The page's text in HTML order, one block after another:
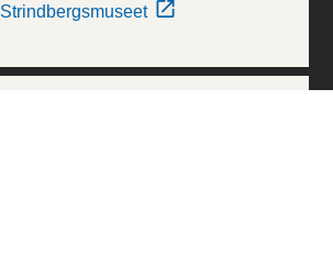
Strindbergsmuseet